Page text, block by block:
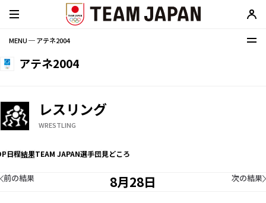
MENU ─ アテネ2004
アテネ2004
レスリング
WRESTLING
日程結果TEAM JAPAN選手団見どころ
8月28日
前の結果 次の結果